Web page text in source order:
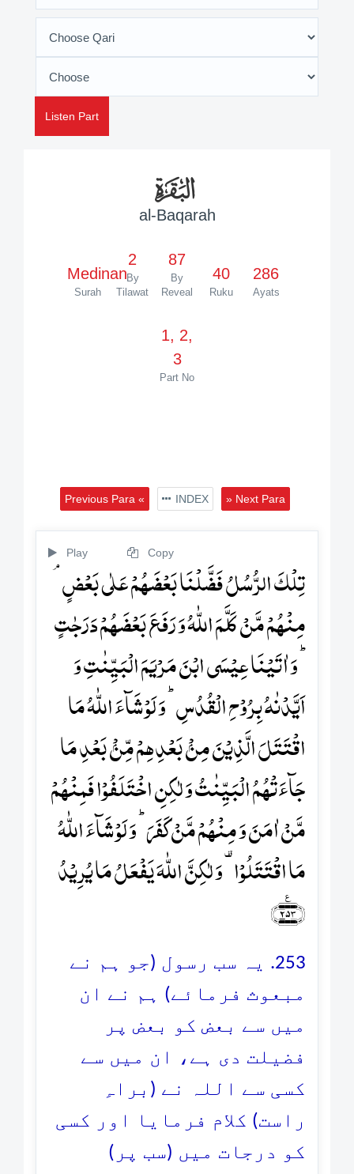
Listen Part
al-Baqarah
Medinan
Surah
2
By
Tilawat
87
By
Reveal
40
Ruku
286
Ayats
1, 2,
3
Part No
Previous Para « INDEX » Next Para
Play Copy
تِلۡکَ الرُّسُلُ فَضَّلۡنَا بَعۡضَہُمۡ عَلٰی بَعۡضٍ ۘ
مِنۡہُمۡ مَّنۡ کَلَّمَ اللّٰہُ وَ رَفَعَ بَعۡضَہُمۡ دَرَجٰتٍ
ؕ وَ اٰتَیۡنَا عِیۡسَی ابۡنَ مَرۡیَمَ الۡبَیِّنٰتِ وَ
اَیَّدۡنٰہُ بِرُوۡحِ الۡقُدُسِ ؕ وَ لَوۡ شَآءَ اللّٰہُ مَا
اقۡتَتَلَ الَّذِیۡنَ مِنۡۢ بَعۡدِہِمۡ مِّنۡۢ بَعۡدِ مَا
جَآءَتۡہُمُ الۡبَیِّنٰتُ وَ لٰکِنِ اخۡتَلَفُوۡا فَمِنۡہُمۡ
مَّنۡ اٰمَنَ وَ مِنۡہُمۡ مَّنۡ کَفَرَ ؕ وَ لَوۡ شَآءَ اللّٰہُ
مَا اقۡتَتَلُوۡا ۟ وَ لٰکِنَّ اللّٰہَ یَفۡعَلُ مَا یُرِیۡدُ
﴿۲۵۳﴾٪
253. یہ سب رسول (جو ہم نے
مبعوث فرمائے) ہم نے ان
میں سے بعض کو بعض پر
فضیلت دی ہے، ان میں سے
کسی سے اللہ نے (براہِ
راست) کلام فرمایا اور کسی
کو درجات میں (سب پر)